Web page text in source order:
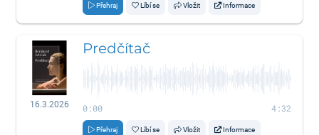
Přehraj Líbí se Vložit Informace
16.3.2026
Predčítač
0:00 4:32
Přehraj Líbí se Vložit Informace